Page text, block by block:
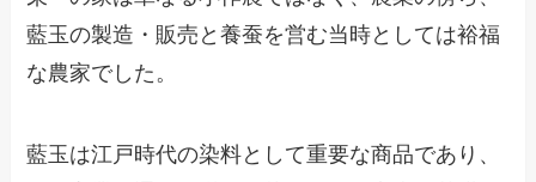
藍玉の製造・販売と養蚕を営む当時としては裕福
な農家でした。
藍玉は江戸時代の染料として重要な商品であり、